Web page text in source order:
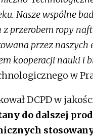
operatorów
Nasze wspólne
przerobem ropy
przez
kooperacji nauki i
w
DCPD w
do dalszej